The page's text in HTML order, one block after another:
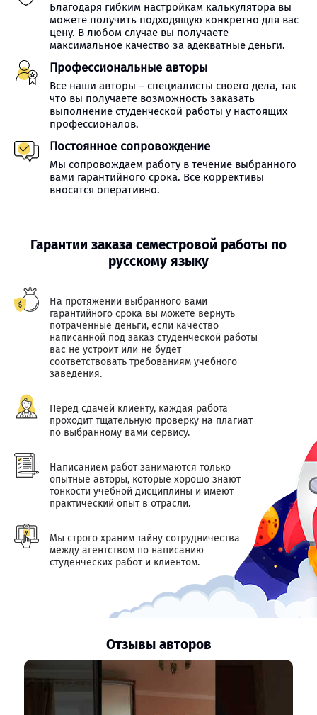
Благодаря гибким настройкам калькулятора вы
можете получить подходящую конкретно для вас
цену. В любом случае вы получаете
максимальное качество за адекватные деньги.
Профессиональные авторы
Все наши авторы – специалисты своего дела, так
что вы получаете возможность заказать
выполнение студенческой работы у настоящих
профессионалов.
Постоянное сопровождение
Мы сопровождаем работу в течение выбранного
вами гарантийного срока. Все коррективы
вносятся оперативно.
Гарантии заказа семестровой работы по
русскому языку
На протяжении выбранного вами
гарантийного срока вы можете вернуть
потраченные деньги, если качество
написанной под заказ студенческой работы
вас не устроит или не будет
соответствовать требованиям учебного
заведения.
Перед сдачей клиенту, каждая работа
проходит тщательную проверку на плагиат
по выбранному вами сервису.
Написанием работ занимаются только
опытные авторы, которые хорошо знают
тонкости учебной дисциплины и имеют
практический опыт в отрасли.
Мы строго храним тайну сотрудничества
между агентством по написанию
студенческих работ и клиентом.
Отзывы авторов